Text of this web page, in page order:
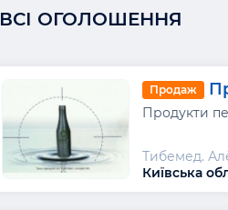
ВСІ ОГОЛОШЕННЯ
Продаж
Продукти
Тибемед.
Київська